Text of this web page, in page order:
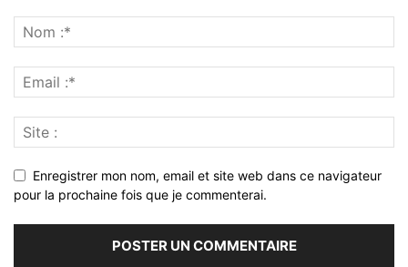
Enregistrer mon nom, email et site web dans ce navigateur
pour la prochaine fois que je commenterai.